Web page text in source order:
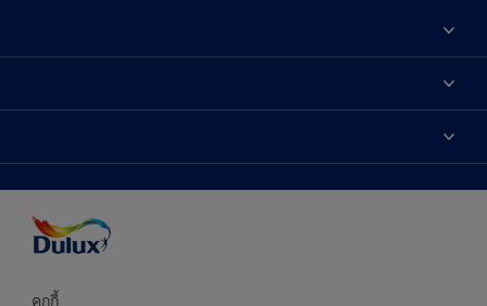
ติดต่อเรา
ผลิตภัณฑ์
ไอเดียการตกแต่ง
คำแนะนำจากผู้เชี่ยวชาญ
บริการออกแบบสี
คุกกี้